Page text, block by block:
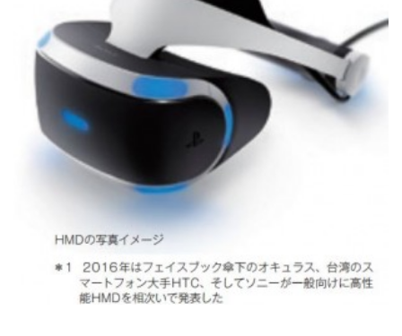
Members
住まい夢ネット加盟工務店
Project
私たちの取り組み
Information
家づくりに役立つ情報
Maintenance